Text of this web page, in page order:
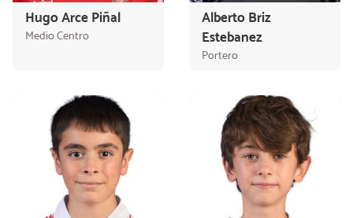
Hugo Arce Piñal
Medio Centro
Alberto Briz
Estebanez
Portero